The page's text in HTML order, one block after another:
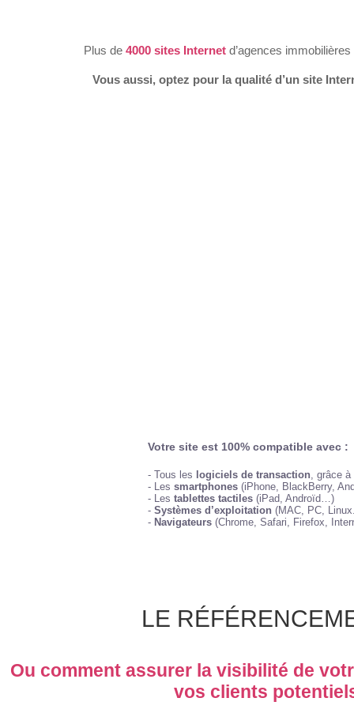
Plus de 4000 sites Internet d’agences
Vous aussi, optez pour la qualité d’un site
Votre site est 100% compatible avec :
- Tous les logiciels de transaction, grâce à
- Les smartphones(iPhone, BlackBerry,
- Les tablettes tactiles(iPad, Androïd…)
- Systèmes d’exploitation (MAC, PC,
- Navigateurs(Chrome, Safari, Firefox,
LE
Ou comment assurer la visibilité de
vos clients